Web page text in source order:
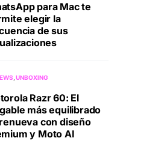
para Mac te
elegir la
de sus
UNBOXING
Razr 60: El
más equilibrado
con diseño
y Moto AI